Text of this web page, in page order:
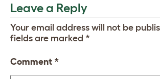
Leave a Reply
Your email address will not be
fields are marked *
Comment *